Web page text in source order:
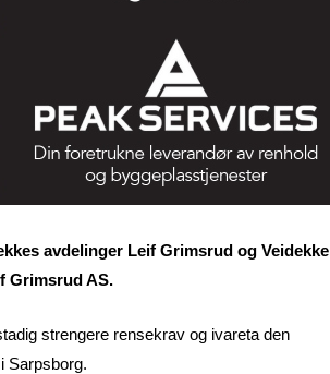
avdelinger Leif Grimsrud og Veidekke
Grimsrud AS.
strengere rensekrav og ivareta den
Sarpsborg.